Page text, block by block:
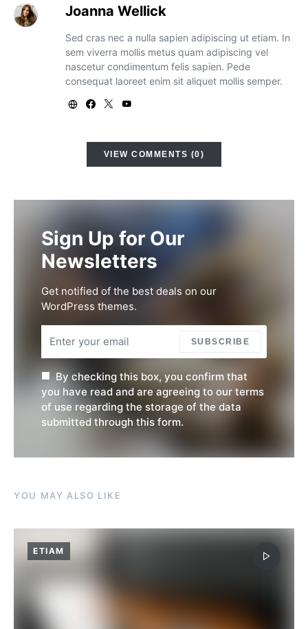
Joanna Wellick
Sed cras nec a nulla sapien adipiscing ut etiam. In
sem viverra mollis metus quam adipiscing vel
nascetur condimentum felis sapien. Pede
consequat laoreet enim sit aliquet mollis semper.
VIEW COMMENTS (0)
Sign Up for Our
Newsletters
Get notified of the best deals on our
WordPress themes.
SUBSCRIBE
By checking this box, you confirm that
you have read and are agreeing to our terms
of use regarding the storage of the data
submitted through this form.
YOU MAY ALSO LIKE
ETIAM